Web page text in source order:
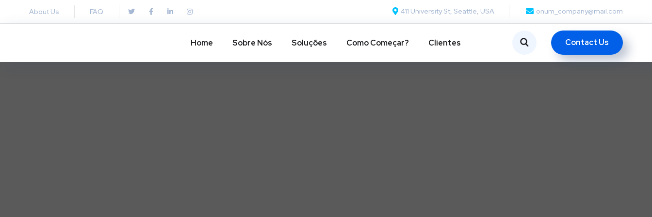
About Us FAQ 411 University St, Seattle, USA onum_company@mail.com
Home Sobre Nós Soluções Como Começar? Clientes Contact Us